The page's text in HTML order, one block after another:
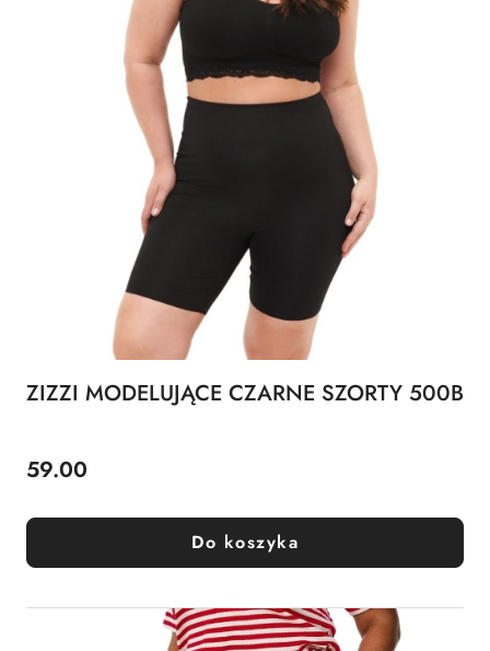
ZIZZI MODELUJĄCE CZARNE SZORTY 500B
Cena:
59.00
Do koszyka